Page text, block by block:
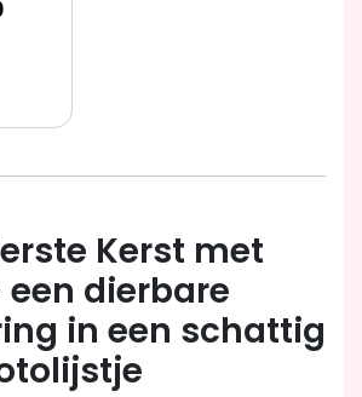
Kerst met
een dierbare
in een schattig